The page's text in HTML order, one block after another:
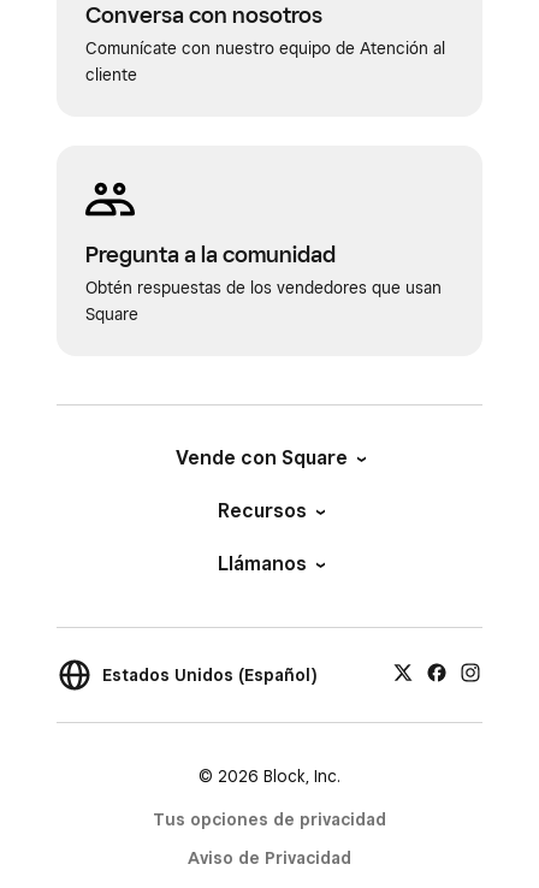
Conversa con nosotros
Comunícate con nuestro equipo de Atención al
cliente
Pregunta a la comunidad
Obtén respuestas de los vendedores que usan
Square
Vende con Square
Recursos
Llámanos
Estados Unidos (Español)
© 2026 Block, Inc.
Tus opciones de privacidad
Aviso de Privacidad